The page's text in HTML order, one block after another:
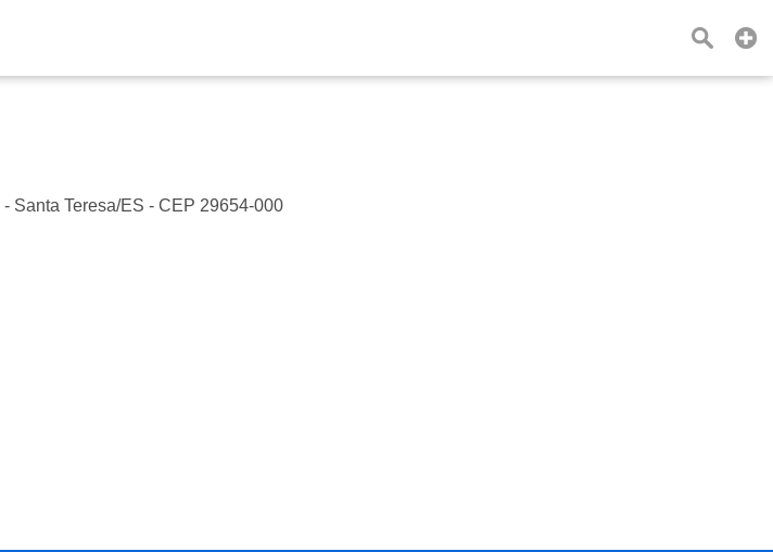
- Santa Teresa/ES - CEP 29654-000